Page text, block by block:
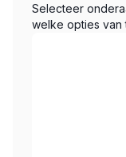
Selecteer
welke opties van